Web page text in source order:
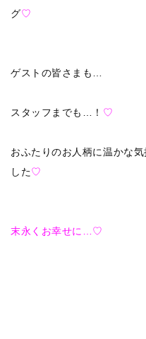
グ♡
ゲストの皆さまも…
スタッフまでも…！ ♡
おふたりのお人柄に温かな
した♡
末永くお幸せに…♡